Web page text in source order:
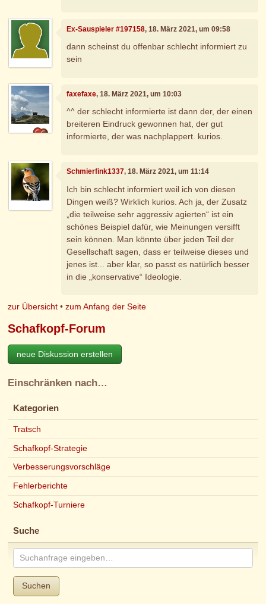
Ex-Sauspieler #197158, 18. März 2021, um 09:58
dann scheinst du offenbar schlecht informiert zu
sein
faxefaxe, 18. März 2021, um 10:03
^^ der schlecht informierte ist dann der, der einen
breiteren Eindruck gewonnen hat, der gut
informierte, der was nachplappert. kurios.
Schmierfink1337, 18. März 2021, um 11:14
Ich bin schlecht informiert weil ich von diesen
Dingen weiß? Wirklich kurios. Ach ja, der Zusatz
„die teilweise sehr aggressiv agierten“ ist ein
schönes Beispiel dafür, wie Meinungen versifft
sein können. Man könnte über jeden Teil der
Gesellschaft sagen, dass er teilweise dieses und
jenes ist... aber klar, so passt es natürlich besser
in die „konservative“ Ideologie.
zur Übersicht •zum Anfang der Seite
Schafkopf-Forum
neue Diskussion erstellen
Einschränken nach…
Kategorien
Tratsch
Schafkopf-Strategie
Verbesserungsvorschläge
Fehlerberichte
Schafkopf-Turniere
Suche
Suchen